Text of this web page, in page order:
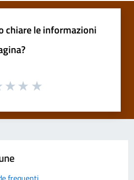
chiare le informazioni